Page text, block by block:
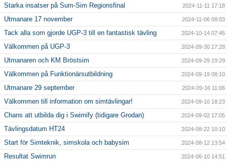
Starka insatser på Sum-Sim Regionsfinal 2024-11-11 17:18
Utmanare 17 november 2024-11-06 08:03
Tack alla som gjorde UGP-3 till en fantastisk tävling 2024-10-14 07:45
Välkommen på UGP-3 2024-09-30 17:28
Utmanaren och KM Bröstsim 2024-09-29 19:29
Välkommen på Funktionärsutbildning 2024-09-19 08:10
Utmanare 29 september 2024-09-16 11:06
Välkommen till information om simtävlingar! 2024-09-10 18:23
Chans att utbilda dig i Swimify (tidigare Grodan) 2024-09-02 17:05
Tävlingsdatum HT24 2024-08-22 10:10
Start för Simteknik, simskola och babysim 2024-08-12 13:54
Resultat Swimrun 2024-06-10 14:51